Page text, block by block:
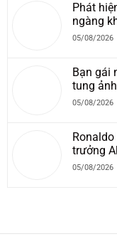
Phát
ngàng
05/08/2026
Bạn gái
tung
05/08/2026
trưởng
05/08/2026